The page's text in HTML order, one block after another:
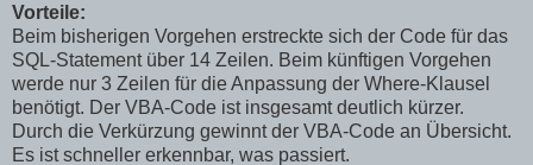
Vorteile:
Beim bisherigen Vorgehen erstreckte sich der Code für das
SQL-Statement über 14 Zeilen. Beim künftigen Vorgehen
werde nur 3 Zeilen für die Anpassung der Where-Klausel
benötigt. Der VBA-Code ist insgesamt deutlich kürzer.
Durch die Verkürzung gewinnt der VBA-Code an Übersicht.
Es ist schneller erkennbar, was passiert.